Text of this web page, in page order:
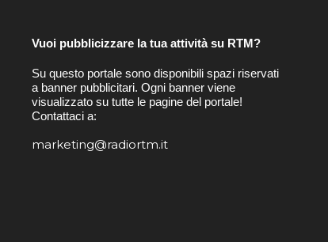
Vuoi pubblicizzare la tua attività su RTM?
Su questo portale sono disponibili spazi riservati
a banner pubblicitari. Ogni banner viene
visualizzato su tutte le pagine del portale!
Contattaci a:
marketing@radiortm.it